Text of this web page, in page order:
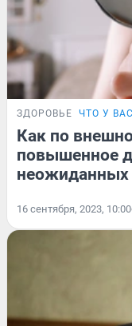
ЗДОРОВЬЕ ЧТО У
Как по
повышенное
неожиданных
16 сентября, 2023, 10:00